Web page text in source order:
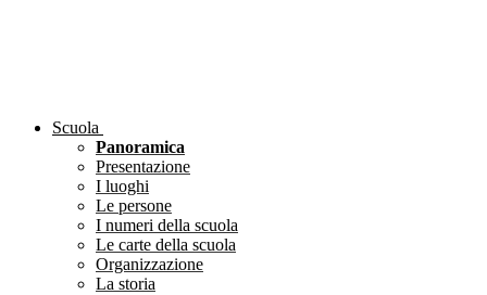
Scuola
Panoramica
Presentazione
I luoghi
Le persone
I numeri della scuola
Le carte della scuola
Organizzazione
La storia